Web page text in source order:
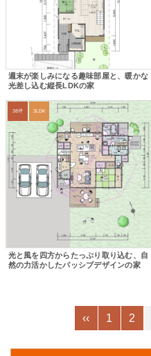
週末が楽しみになる趣味部屋と、暖かな
光差し込む縦長LDKの家
38坪 3LDK
光と風を四方からたっぷり取り込む、自
然の力活かしたパッシブデザインの家
‹‹ 1 2